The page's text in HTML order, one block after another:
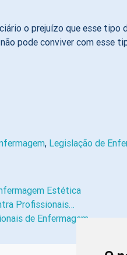
o prejuízo que esse
pode conviver com esse
, Legislação de
Estética
Profissionais…
de Enfermagem